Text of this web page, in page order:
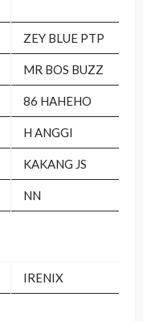
ZEY BLUE PTP
MR BOS BUZZ
86 HAHEHO
H ANGGI
KAKANG JS
NN
IRENIX